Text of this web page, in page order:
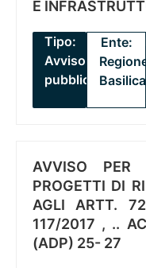
E
Tipo:
Avviso
pubblico
Ente:
AVVISO PER
PROGETTI DI
AGLI ARTT.
117/2017 , ..
(ADP) 25- 27